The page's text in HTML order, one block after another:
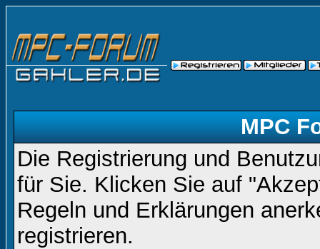
MPC
Die Registrierung und
für Sie. Klicken Sie auf
Regeln und Erklärungen
registrieren.